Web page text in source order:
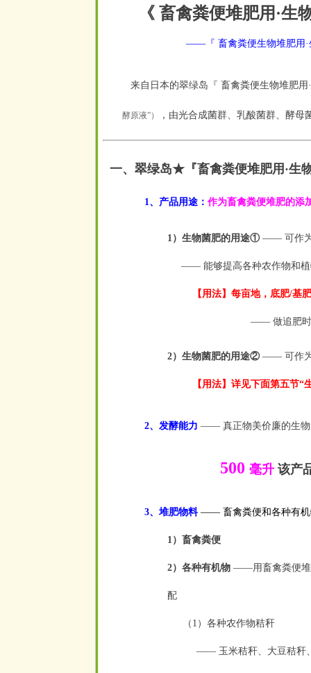
《 畜禽粪便堆肥用·生
——『 畜禽粪便生物堆肥用·
来自日本的翠绿岛『 畜禽粪便生物堆肥用
酵原液”） ，由光合成菌群、乳酸菌群、酵母
一、翠绿岛★『畜禽粪便堆肥用·生
1、产品用途： 作为畜禽粪便堆肥的添
1）生物菌肥的用途① —— 可作为
—— 能够提高各种农作物和植
【用法】每亩地，底肥/基肥
—— 做追肥时
2）生物菌肥的用途② —— 可作为
【用法】详见下面第五节“
2、发酵能力 —— 真正物美价廉的生物
500 毫升 该产
3、堆肥物料—— 畜禽粪便和各种有机
1）畜禽粪便
2）各种有机物 ——用畜禽粪便堆
配
（1）各种农作物秸秆
—— 玉米秸秆、大豆秸秆